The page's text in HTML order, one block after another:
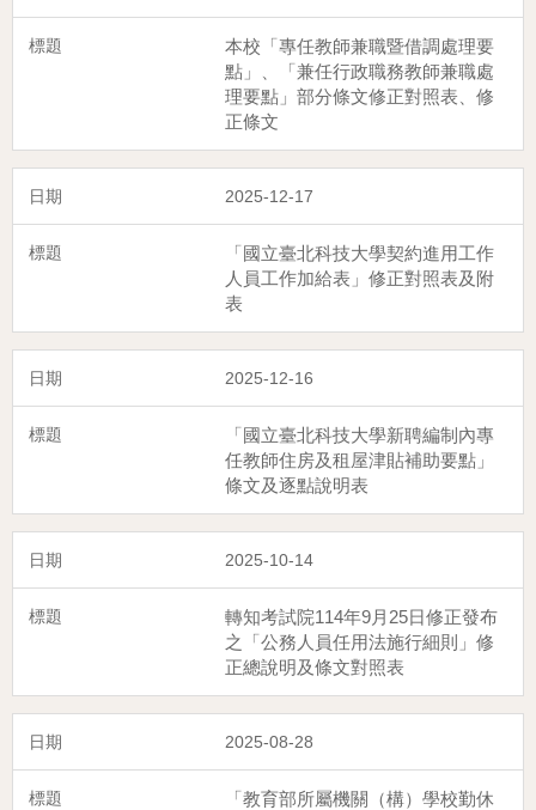
本校「專任教師兼職暨借調處理要
點」、「兼任行政職務教師兼職處
理要點」部分條文修正對照表、修
正條文
2025-12-17
「國立臺北科技大學契約進用工作
人員工作加給表」修正對照表及附
表
2025-12-16
「國立臺北科技大學新聘編制內專
任教師住房及租屋津貼補助要點」
條文及逐點說明表
2025-10-14
轉知考試院114年9月25日修正發布
之「公務人員任用法施行細則」修
正總說明及條文對照表
2025-08-28
「教育部所屬機關（構）學校勤休